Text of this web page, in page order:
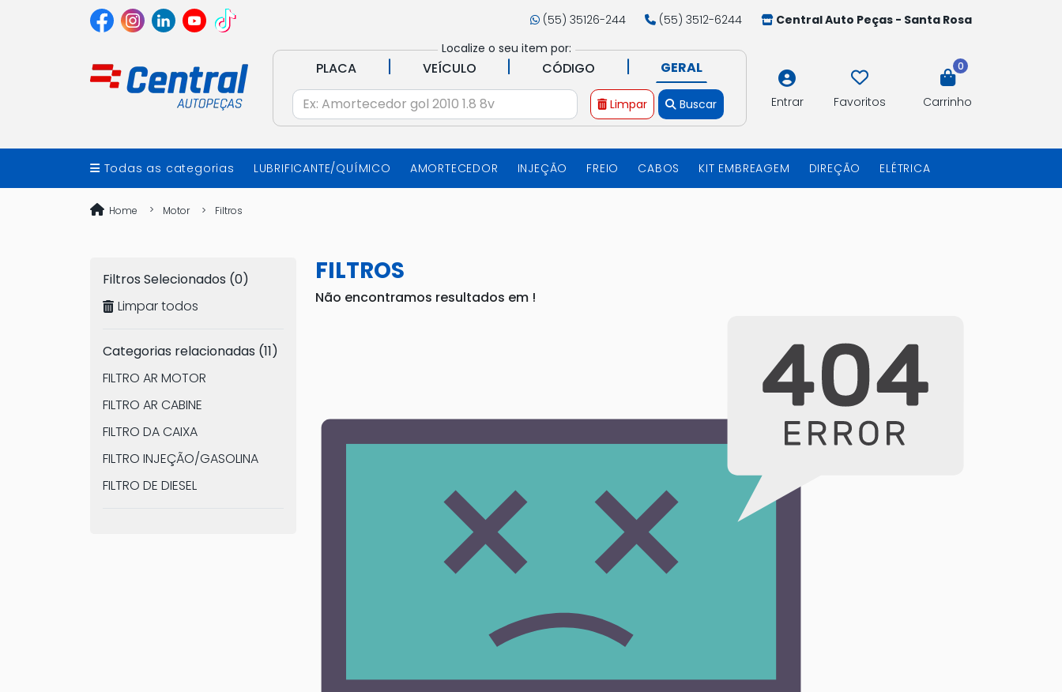
(55) 35126-244 (55) 3512-6244
Central Auto Peças - Santa Rosa
Localize o seu item por:
PLACA | VEÍCULO | CÓDIGO | GERAL
Limpar Buscar Entrar Favoritos
0
Carrinho
Todas as categorias LUBRIFICANTE/QUÍMICO AMORTECEDOR INJEÇÃO FREIO CABOS KIT EMBREAGEM DIREÇÃO ELÉTRICA
Home Motor Filtros
Filtros Selecionados (0)
Limpar todos
Categorias relacionadas (11)
FILTRO AR MOTOR
FILTRO AR CABINE
FILTRO DA CAIXA
FILTRO INJEÇÃO/GASOLINA
FILTRO DE DIESEL
FILTROS
Não encontramos resultados em !